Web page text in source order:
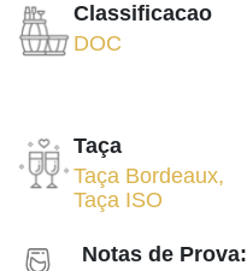
Classificacao
DOC
Taça
Taça Bordeaux,
Taça ISO
Notas de Prova: